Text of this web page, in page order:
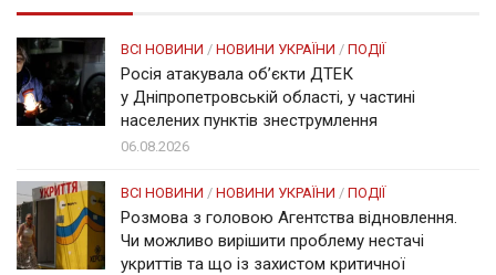
ВСІ НОВИНИ / НОВИНИ УКРАЇНИ / ПОДІЇ
Росія атакувала об’єкти ДТЕК
у Дніпропетровській області, у частині
населених пунктів знеструмлення
06.08.2026
ВСІ НОВИНИ / НОВИНИ УКРАЇНИ / ПОДІЇ
Розмова з головою Агентства відновлення.
Чи можливо вирішити проблему нестачі
укриттів та що із захистом критичної